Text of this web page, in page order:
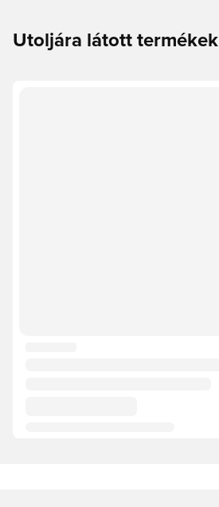
Utoljára látott termékek